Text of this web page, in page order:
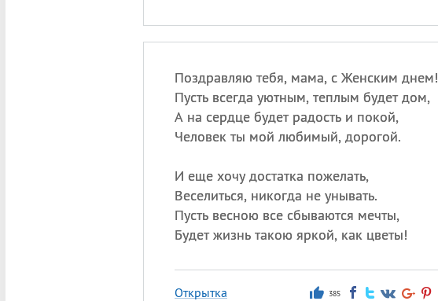
Поздравляю тебя, мама, с Женским днем!
Пусть всегда уютным, теплым будет дом,
А на сердце будет радость и покой,
Человек ты мой любимый, дорогой.
И еще хочу достатка пожелать,
Веселиться, никогда не унывать.
Пусть весною все сбываются мечты,
Будет жизнь такою яркой, как цветы!
Открытка 385